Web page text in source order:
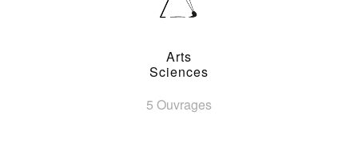
Arts
Sciences
5 Ouvrages